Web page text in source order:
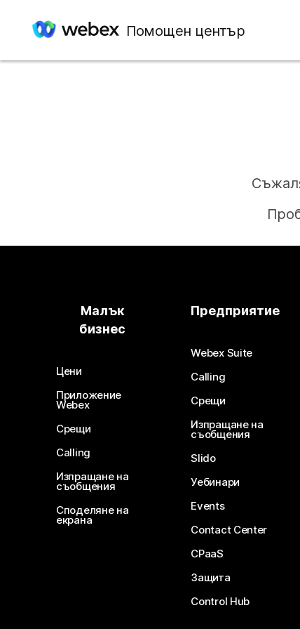
Помощен център
Малък
бизнес
Цени
Приложение
Webex
Срещи
Calling
Изпращане на
съобщения
Споделяне на
екрана
Предприятие
Webex Suite
Calling
Срещи
Изпращане на
съобщения
Slido
Уебинари
Events
Contact Center
CPaaS
Защита
Control Hub